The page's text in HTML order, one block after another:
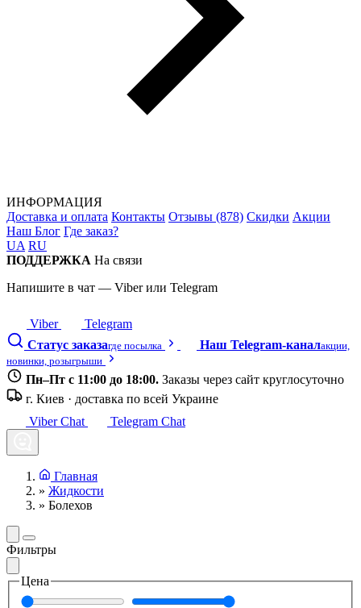
ИНФОРМАЦИЯ
Доставка и оплата Контакты Отзывы (878) Скидки Акции
Наш Блог Где заказ?
UA RU
ПОДДЕРЖКА На связи
Напишите в чат — Viber или Telegram
Viber
Telegram
Статус заказагде посылка Наш Telegram-каналакции,
новинки, розыгрыши
Пн–Пт с 11:00 до 18:00. Заказы через сайт круглосуточно
г. Киев · доставка по всей Украине
Viber Chat
Telegram Chat
Главная
» Жидкости
» Болехов
Фильтры
Цена